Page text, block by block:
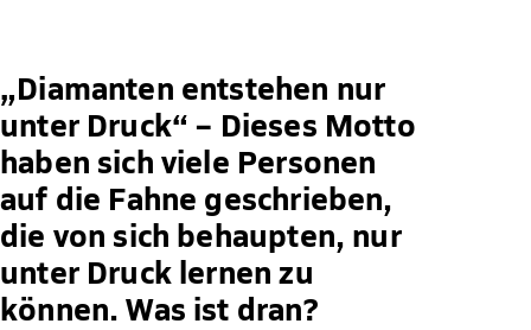
„Diamanten entstehen nur
unter Druck“ – Dieses Motto
haben sich viele Personen
auf die Fahne geschrieben,
die von sich behaupten, nur
unter Druck lernen zu
können. Was ist dran?